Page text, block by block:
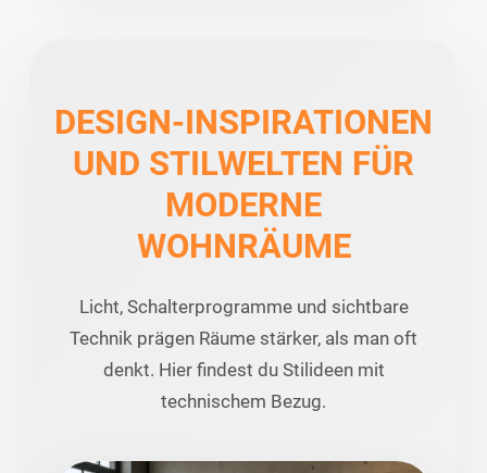
DESIGN-INSPIRATIONEN
UND STILWELTEN FÜR
MODERNE
WOHNRÄUME
Licht, Schalterprogramme und sichtbare
Technik prägen Räume stärker, als man oft
denkt. Hier findest du Stilideen mit
technischem Bezug.